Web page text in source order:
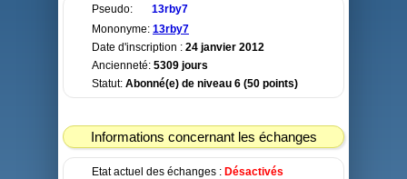
Pseudo:
13rby7
Mononyme: 13rby7
Date d'inscription : 24 janvier 2012
Ancienneté: 5309 jours
Statut: Abonné(e) de niveau 6 (50 points)
Informations concernant les échanges
Etat actuel des échanges : Désactivés